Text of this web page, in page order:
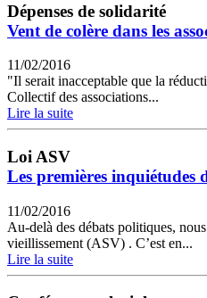
Dépenses de solidarité
Vent de colère dans les
11/02/2016
"Il serait inacceptable que la
Collectif des associations...
Lire la suite
Loi ASV
Les premières inquiétudes
11/02/2016
Au-delà des débats politiques,
vieillissement (ASV) . C’est en...
Lire la suite